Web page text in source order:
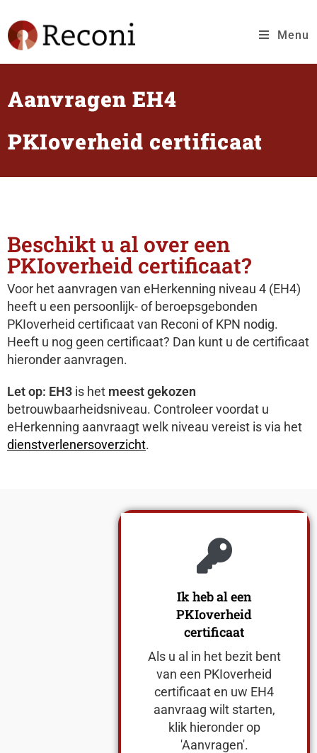
Menu
Aanvragen EH4
PKIoverheid certificaat
Beschikt u al over een
PKIoverheid certificaat?
Voor het aanvragen van eHerkenning niveau 4 (EH4)
heeft u een persoonlijk- of beroepsgebonden
PKIoverheid certificaat van Reconi of KPN nodig.
Heeft u nog geen certificaat? Dan kunt u de certificaat
hieronder aanvragen.
Let op: EH3 is het meest gekozen
betrouwbaarheidsniveau. Controleer voordat u
eHerkenning aanvraagt welk niveau vereist is via het
dienstverlenersoverzicht.
Ik heb al een
PKIoverheid
certificaat
Als u al in het bezit bent
van een PKIoverheid
certificaat en uw EH4
aanvraag wilt starten,
klik hieronder op
'Aanvragen'.